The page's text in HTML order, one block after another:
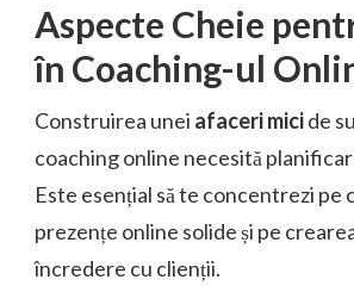
Aspecte Cheie
în Coaching-ul
Construirea unei afaceri micide
coaching online necesită
Este esențial să te concentrezi pe
prezențe online solide și pe
încredere cu clienții.